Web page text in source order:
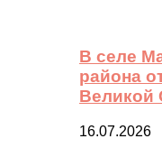
В селе
района
Великой
16.07.2026